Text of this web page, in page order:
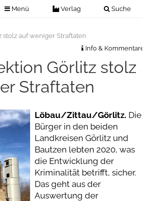
Menü Verlag Suche
Anzeigensuche
Ausgaben
stolz auf weniger Straftaten
Info & Kommentare
Görlitz stolz
Straftaten
Löbau/Zittau/Görlitz. Die
Bürger in den beiden
Landkreisen Görlitz und
Bautzen lebten 2020, was
die Entwicklung der
Kriminalität betrifft, sicher.
Das geht aus der
Auswertung der